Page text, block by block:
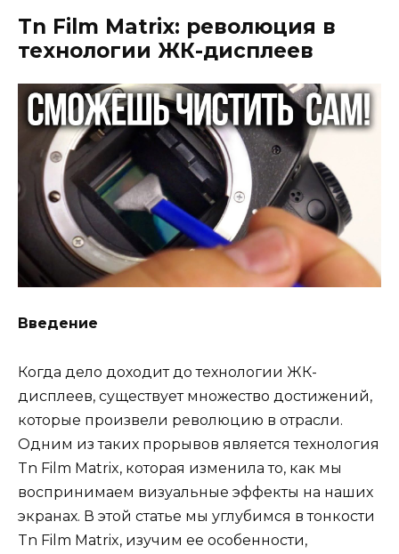
Tn Film Matrix: революция в
технологии ЖК-дисплеев
Введение
Когда дело доходит до технологии ЖК-
дисплеев, существует множество достижений,
которые произвели революцию в отрасли.
Одним из таких прорывов является технология
Tn Film Matrix, которая изменила то, как мы
воспринимаем визуальные эффекты на наших
экранах. В этой статье мы углубимся в тонкости
Tn Film Matrix, изучим ее особенности,